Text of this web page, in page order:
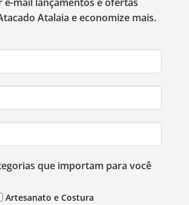
Atalaia e economize mais.
que importam para você
Artesanato e Costura